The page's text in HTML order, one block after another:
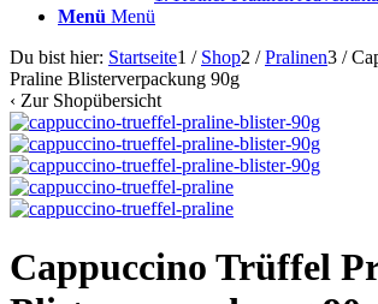
Menü Menü
Du bist hier: Startseite1 / Shop2 / Pralinen3 /
Praline Blisterverpackung 90g
‹ Zur Shopübersicht
Cappuccino Trüffel